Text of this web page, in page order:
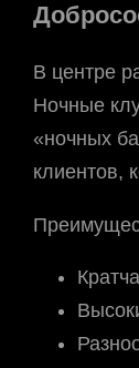
В центре
Ночные
«ночных
клиентов,